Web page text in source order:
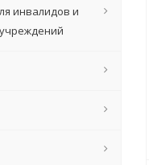
инвалидов и